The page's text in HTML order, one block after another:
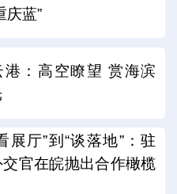
庆蓝”
港：高空瞭望 赏海滨
展厅”到“谈落地”：驻
官在皖抛出合作橄榄